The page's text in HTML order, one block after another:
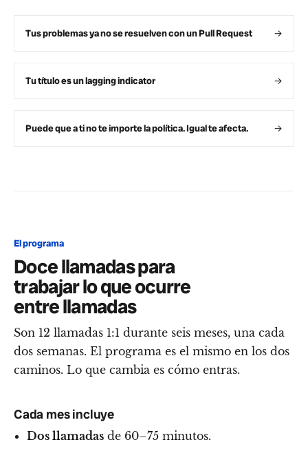
Tus problemas ya no se resuelven con un Pull Request →
Tu título es un lagging indicator →
Puede que a ti no te importe la política. Igual te afecta. →
El programa
Doce llamadas para
trabajar lo que ocurre
entre llamadas
Son 12 llamadas 1:1 durante seis meses, una cada
dos semanas. El programa es el mismo en los dos
caminos. Lo que cambia es cómo entras.
Cada mes incluye
Dos llamadas de 60–75 minutos.